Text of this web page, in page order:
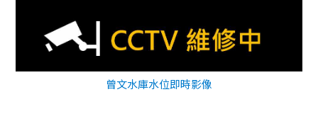
曾文水庫水位即時影像